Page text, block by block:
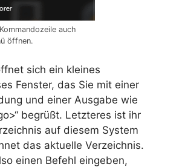
auch
öffnen.
sich ein kleines
Fenster, das Sie mit einer
und einer Ausgabe wie
begrüßt. Letzteres ist ihr
auf diesem System
das aktuelle Verzeichnis.
einen Befehl eingeben,